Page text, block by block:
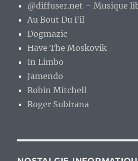
@diffuser.net – Musique
Au Bout Du Fil
Dogmazic
Have The Moskovik
In Limbo
Jamendo
Robin Mitchell
Roger Subirana